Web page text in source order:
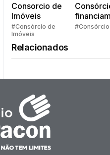
Consorcio de
Imóveis
#Consórcio de
Imóveis
Quem
#Consórcio
Relacionados